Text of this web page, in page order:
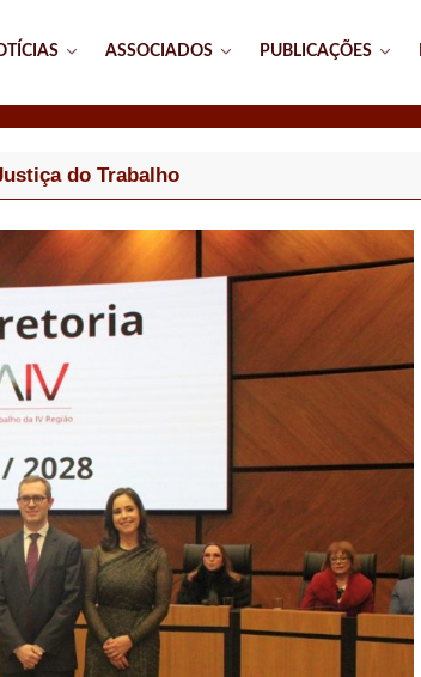
ASSOCIADOS PUBLICAÇÕES
do Trabalho